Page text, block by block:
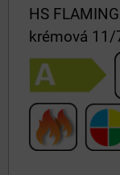
HS
krémová 11/